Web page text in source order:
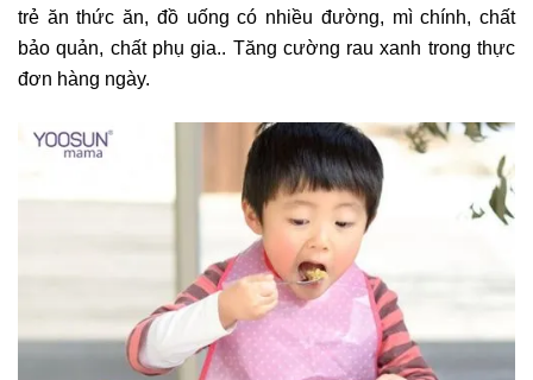
trẻ ăn thức ăn, đồ uống có nhiều đường, mì chính, chất
bảo quản, chất phụ gia.. Tăng cường rau xanh trong thực
đơn hàng ngày.